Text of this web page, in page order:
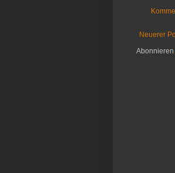
Neuerer
Abonnieren